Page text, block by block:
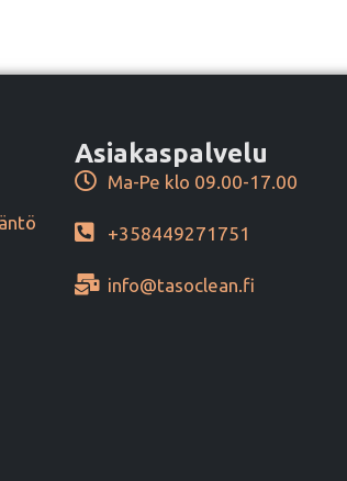
Asiakaspalvelu
Ma-Pe klo 09.00-17.00
+358449271751
info@tasoclean.fi